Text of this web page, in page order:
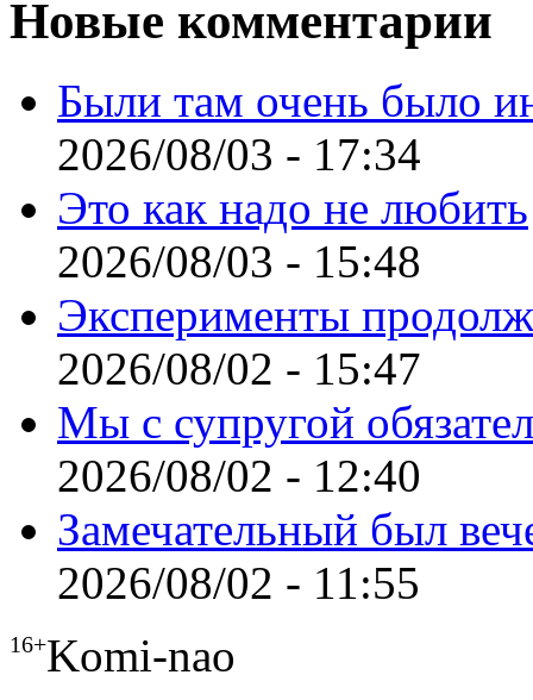
Новые комментарии
Были там очень было
2026/08/03 - 17:34
Это как надо не любить
2026/08/03 - 15:48
Эксперименты
2026/08/02 - 15:47
Мы с супругой
2026/08/02 - 12:40
Замечательный был
2026/08/02 - 11:55
16+Komi-nao